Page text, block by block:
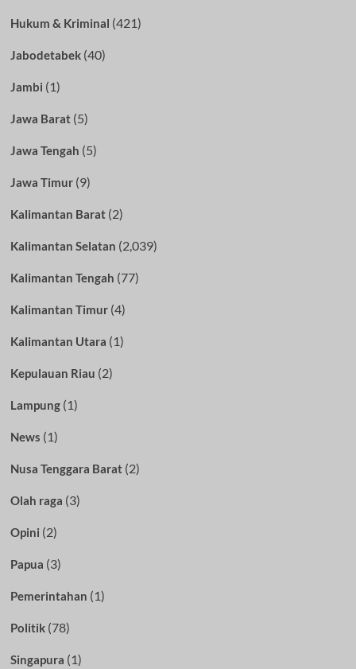
Hukum & Kriminal (421)
Jabodetabek(40)
Jambi (1)
Jawa Barat(5)
Jawa Tengah (5)
Jawa Timur(9)
Kalimantan Barat(2)
Kalimantan Selatan (2,039)
Kalimantan Tengah (77)
Kalimantan Timur(4)
Kalimantan Utara (1)
Kepulauan Riau (2)
Lampung(1)
News (1)
Nusa Tenggara Barat(2)
Olah raga (3)
Opini (2)
Papua (3)
Pemerintahan (1)
Politik(78)
Singapura (1)